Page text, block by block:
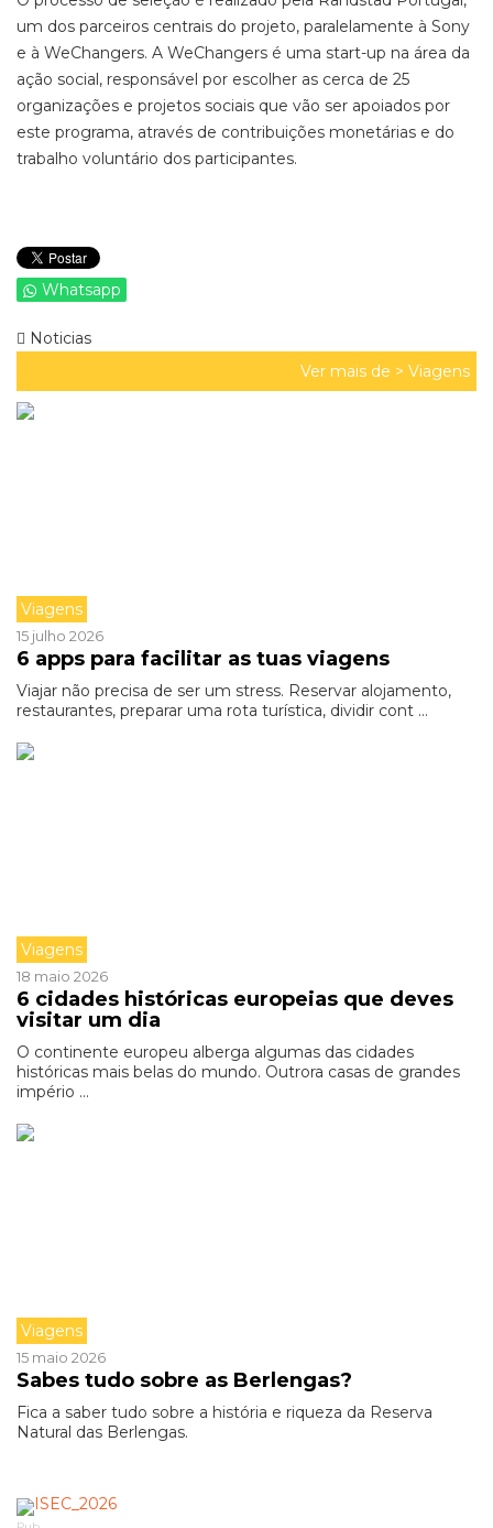
um dos parceiros centrais do projeto, paralelamente à Sony
e à WeChangers. A WeChangers é uma start-up na área da
ação social, responsável por escolher as cerca de 25
organizações e projetos sociais que vão ser apoiados por
este programa, através de contribuições monetárias e do
trabalho voluntário dos participantes.
Whatsapp
Noticias
Ver mais de > Viagens
Viagens
15 julho 2026
6 apps para facilitar as tuas viagens
Viajar não precisa de ser um stress. Reservar alojamento,
restaurantes, preparar uma rota turística, dividir cont ...
Viagens
18 maio 2026
6 cidades históricas europeias que deves
visitar um dia
O continente europeu alberga algumas das cidades
históricas mais belas do mundo. Outrora casas de grandes
império ...
Viagens
15 maio 2026
Sabes tudo sobre as Berlengas?
Fica a saber tudo sobre a história e riqueza da Reserva
Natural das Berlengas.